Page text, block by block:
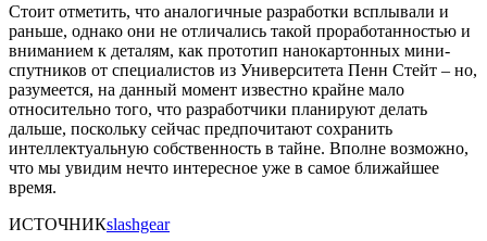
Стоит отметить, что аналогичные разработки всплывали и
раньше, однако они не отличались такой проработанностью и
вниманием к деталям, как прототип нанокартонных мини-
спутников от специалистов из Университета Пенн Стейт – но,
разумеется, на данный момент известно крайне мало
относительно того, что разработчики планируют делать
дальше, поскольку сейчас предпочитают сохранить
интеллектуальную собственность в тайне. Вполне возможно,
что мы увидим нечто интересное уже в самое ближайшее
время.
ИСТОЧНИКslashgear